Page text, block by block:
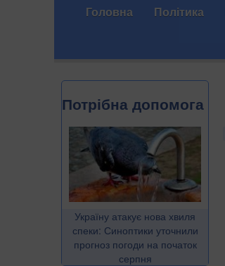
Головна Політика
Потрібна допомога
Україну атакує нова хвиля
спеки: Синоптики уточнили
прогноз погоди на початок
серпня